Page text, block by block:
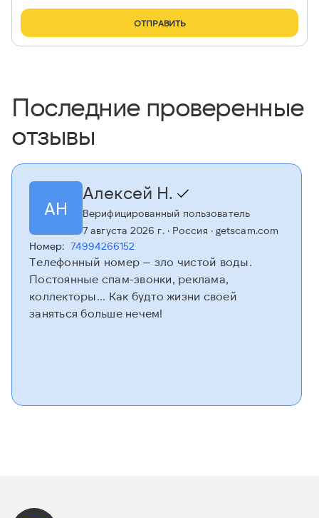
ОТПРАВИТЬ
Последние проверенные
отзывы
АН
Алексей Н.
Верифицированный пользователь
7 августа 2026 г.· Россия · getscam.com
Номер: 74994266152
Телефонный номер — зло чистой воды.
Постоянные спам-звонки, реклама,
коллекторы... Как будто жизни своей
заняться больше нечем!